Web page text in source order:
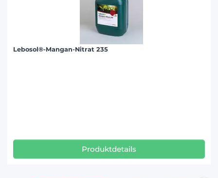
Lebosol®-Mangan-Nitrat 235
Produktdetails